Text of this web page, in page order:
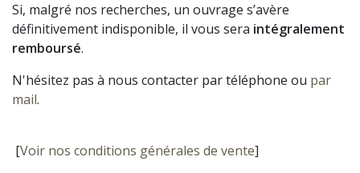
Si, malgré nos recherches, un ouvrage s’avère
définitivement indisponible, il vous sera intégralement
remboursé.
N'hésitez pas à nous contacter par téléphone ou par
mail.
[Voir nos conditions générales de vente]